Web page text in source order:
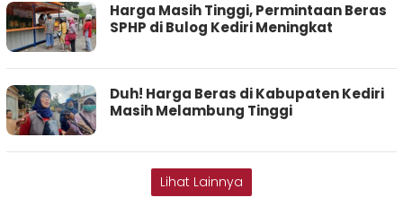
Harga Masih Tinggi, Permintaan Beras
SPHP di Bulog Kediri Meningkat
Duh! Harga Beras di Kabupaten Kediri
Masih Melambung Tinggi
Lihat Lainnya